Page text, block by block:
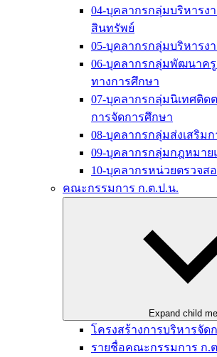
04-บุคลากรกลุ่มบริหารง
สินทรัพย์
05-บุคลากรกลุ่มบริหารง
06-บุคลากรกลุ่มพัฒนาค
ทางการศึกษา
07-บุคลากรกลุ่มนิเทศติด
การจัดการศึกษา
08-บุคลากรกลุ่มส่งเสริม
09-บุคลากรกลุ่มกฎหมาย
10-บุคลากรหน่วยตรวจส
คณะกรรมการ ก.ต.ป.น.
Expand child
โครงสร้างการบริหารจัด
รายชื่อคณะกรรมการ ก.